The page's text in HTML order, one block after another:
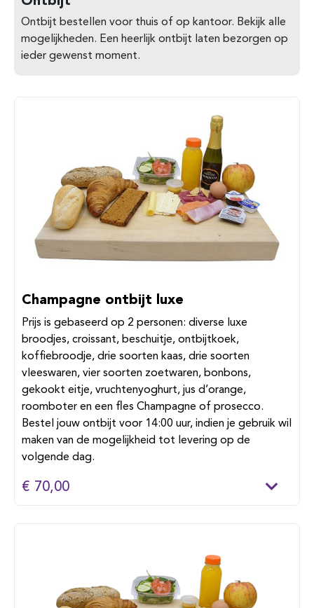
Ontbijt bestellen voor thuis of op kantoor. Bekijk alle
mogelijkheden. Een heerlijk ontbijt laten bezorgen op
ieder gewenst moment.
Champagne ontbijt luxe
Prijs is gebaseerd op 2 personen: diverse luxe
broodjes, croissant, beschuitje, ontbijtkoek,
koffiebroodje, drie soorten kaas, drie soorten
vleeswaren, vier soorten zoetwaren, bonbons,
gekookt eitje, vruchtenyoghurt, jus d’orange,
roomboter en een fles Champagne of prosecco.
Bestel jouw ontbijt voor 14:00 uur, indien je gebruik wil
maken van de mogelijkheid tot levering op de
volgende dag.
€ 70,00